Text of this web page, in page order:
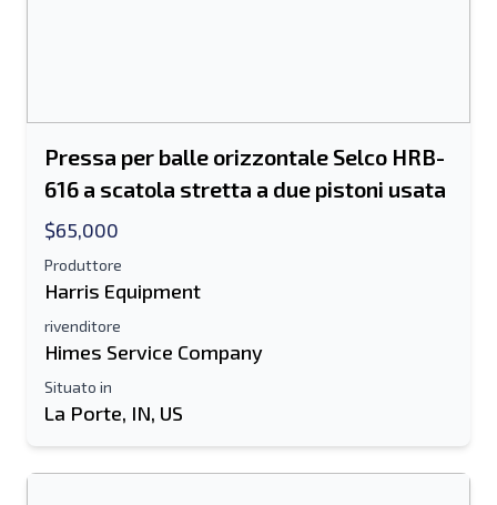
Pressa per balle orizzontale Selco HRB-
616 a scatola stretta a due pistoni usata
$65,000
Produttore
Harris Equipment
rivenditore
Himes Service Company
Situato in
La Porte, IN, US